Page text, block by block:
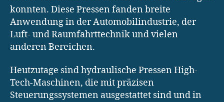
konnten. Diese Pressen fanden breite
Anwendung in der Automobilindustrie, der
Luft- und Raumfahrttechnik und vielen
anderen Bereichen.
Heutzutage sind hydraulische Pressen High-
Tech-Maschinen, die mit präzisen
Steuerungssystemen ausgestattet sind und in